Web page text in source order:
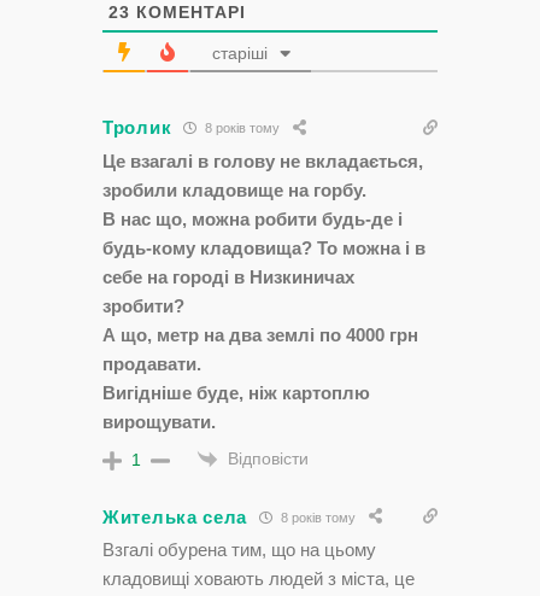
23 КОМЕНТАРІ
старіші
Тролик 8 років тому
Це взагалі в голову не вкладається,
зробили кладовище на горбу.
В нас що, можна робити будь-де і
будь-кому кладовища? То можна і в
себе на городі в Низкиничах
зробити?
А що, метр на два землі по 4000 грн
продавати.
Вигідніше буде, ніж картоплю
вирощувати.
1 Відповісти
Жителька села 8 років тому
Взгалі обурена тим, що на цьому
кладовищі ховають людей з міста, це